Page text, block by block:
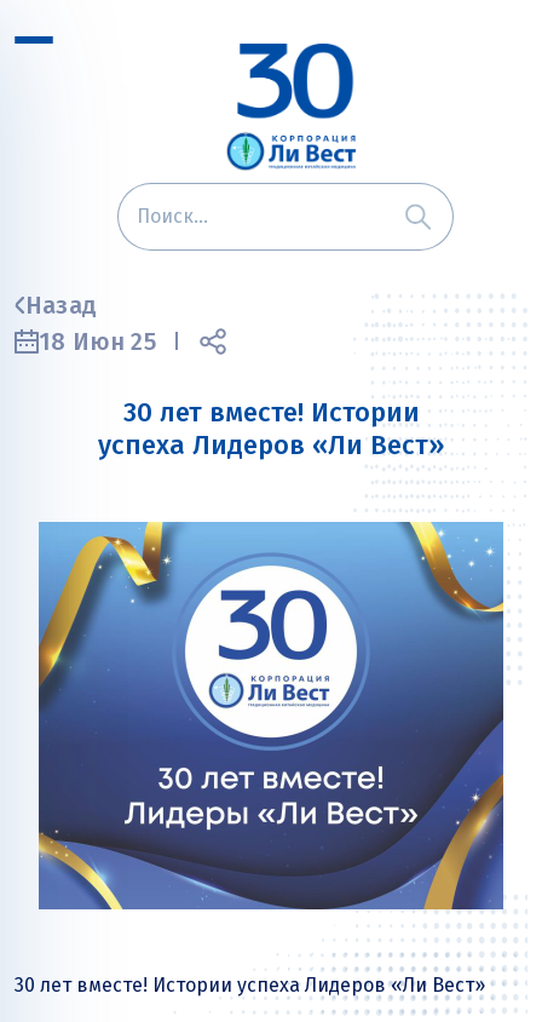
Назад
18 Июн 25
30 лет вместе! Истории
успеха Лидеров «Ли Вест»
30 лет вместе! Истории успеха Лидеров «Ли Вест»